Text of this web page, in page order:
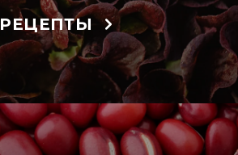
РЕЦЕПТЫ